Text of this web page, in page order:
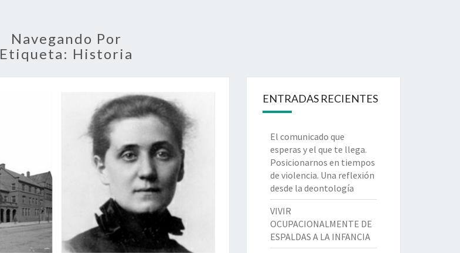
Navegando Por
Etiqueta: Historia
ENTRADAS RECIENTES
El comunicado que
esperas y el que te llega.
Posicionarnos en tiempos
de violencia. Una reflexión
desde la deontología
VIVIR
OCUPACIONALMENTE DE
ESPALDAS A LA INFANCIA